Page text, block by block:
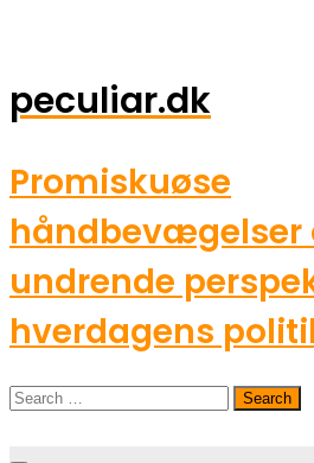
peculiar.dk
Promiskuøse
håndbevægelser
undrende
hverdagens
Search